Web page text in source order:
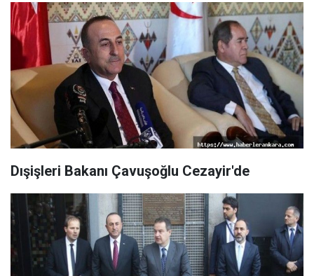
Dışişleri Bakanı Çavuşoğlu Cezayir'de